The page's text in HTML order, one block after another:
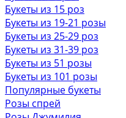
Букеты из 15 роз
Букеты из 19-21 розы
Букеты из 25-29 роз
Букеты из 31-39 роз
Букеты из 51 розы
Букеты из 101 розы
Популярные букеты
Розы спрей